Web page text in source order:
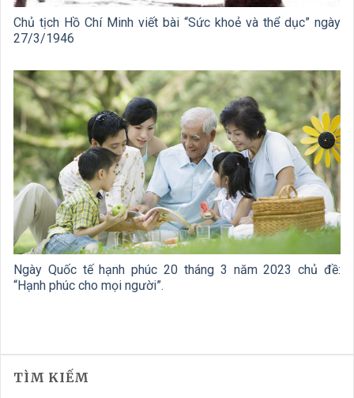
Chủ tịch Hồ Chí Minh viết bài “Sức khoẻ và thể dục” ngày
27/3/1946
Ngày Quốc tế hạnh phúc 20 tháng 3 năm 2023 chủ đề:
“Hạnh phúc cho mọi người”.
TÌM KIẾM